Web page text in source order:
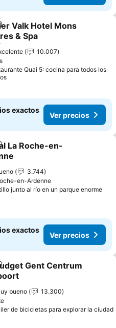
a favoritos
Valk Hotel Mons
& Spa
10.007
Quai 5: cocina para todos los
exactos
Ver precios
a favoritos
La Roche-en-
3.744
en-Ardenne
junto al río en un parque enorme
exactos
Ver precios
a favoritos
Gent Centrum
bueno
13.300
de bicicletas para explorar la ciudad